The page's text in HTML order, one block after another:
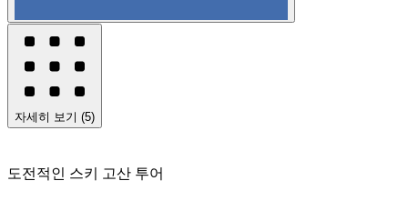
자세히 보기 (5)
도전적인 스키 고산 투어